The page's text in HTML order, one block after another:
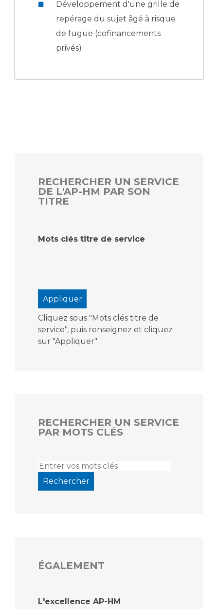
Développement d'une grille de
repérage du sujet âgé à risque
de fugue (cofinancements
privés)
RECHERCHER UN SERVICE
DE L'AP-HM PAR SON
TITRE
Mots clés titre de service
Cliquez sous "Mots clés titre de
service", puis renseignez et cliquez
sur "Appliquer"
RECHERCHER UN SERVICE
PAR MOTS CLÉS
ÉGALEMENT
L'excellence AP-HM